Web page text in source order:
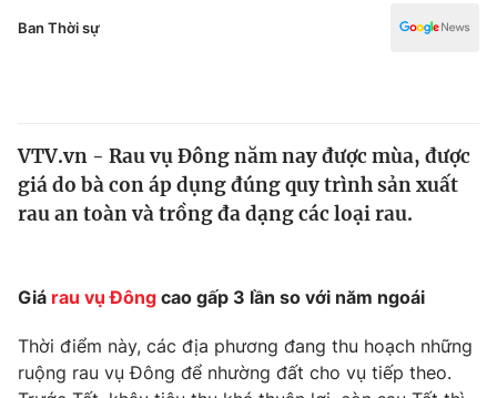
Thế giới
Thế giới đó đây
Câu chuyện quốc tế
Thị trường
Dữ liệu và đời sống
Y tế
Ban Thời sự
VTV.vn - Rau vụ Đông năm nay được mùa, được
giá do bà con áp dụng đúng quy trình sản xuất
rau an toàn và trồng đa dạng các loại rau.
Giá rau vụ Đông cao gấp 3 lần so với năm ngoái
Thời điểm này, các địa phương đang thu hoạch những
ruộng rau vụ Đông để nhường đất cho vụ tiếp theo.